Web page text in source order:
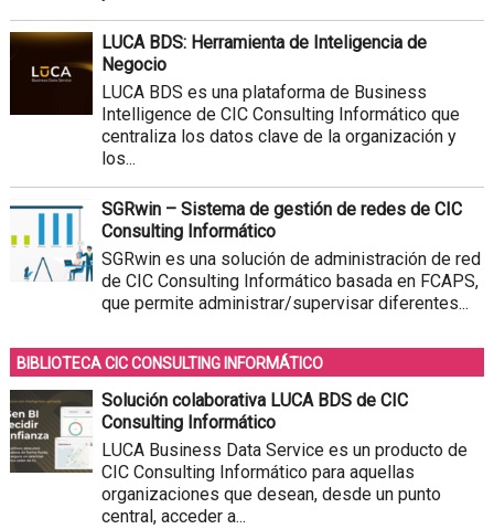
LUCA BDS: Herramienta de Inteligencia de
Negocio
LUCA BDS es una plataforma de Business
Intelligence de CIC Consulting Informático que
centraliza los datos clave de la organización y
los...
SGRwin – Sistema de gestión de redes de CIC
Consulting Informático
SGRwin es una solución de administración de red
de CIC Consulting Informático basada en FCAPS,
que permite administrar/supervisar diferentes...
BIBLIOTECA CIC CONSULTING INFORMÁTICO
Solución colaborativa LUCA BDS de CIC
Consulting Informático
LUCA Business Data Service es un producto de
CIC Consulting Informático para aquellas
organizaciones que desean, desde un punto
central, acceder a...